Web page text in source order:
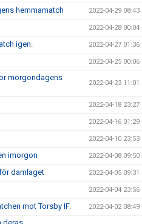
hemmamatch 2022-04-29 08:43
2022-04-28 00:04
igen. 2022-04-27 01:36
2022-04-25 00:06
morgondagens
2022-04-23 11:01
2022-04-18 23:27
2022-04-16 01:29
2022-04-10 23:53
imorgon 2022-04-08 09:50
damlaget 2022-04-05 09:31
2022-04-04 23:56
mot Torsby IF. 2022-04-02 08:49